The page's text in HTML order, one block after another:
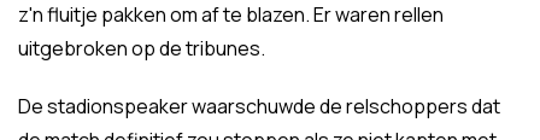
z'n fluitje pakken om af te blazen. Er waren rellen
uitgebroken op de tribunes.
De stadionspeaker waarschuwde de relschoppers dat